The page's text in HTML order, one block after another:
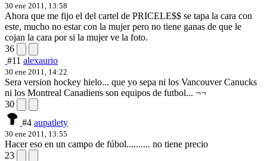
30 ene 2011, 13:58
Ahora que me fijo el del cartel de PRICELE$$ se tapa la cara con
este, mucho no estar con la mujer pero no tiene ganas de que le
cojan la cara por si la mujer ve la foto.
36
#11 alexaurio
30 ene 2011, 14:22
Sera version hockey hielo... que yo sepa ni los Vancouver Canucks
ni los Montreal Canadiens son equipos de futbol... ¬¬
30
#4 aupatlety
30 ene 2011, 13:55
Hacer eso en un campo de fúbol.......... no tiene precio
23